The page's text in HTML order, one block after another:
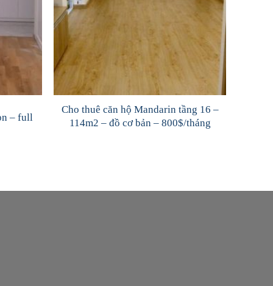
– full
Cho thuê căn hộ Mandarin tầng 16 –
114m2 – đồ cơ bản – 800$/tháng